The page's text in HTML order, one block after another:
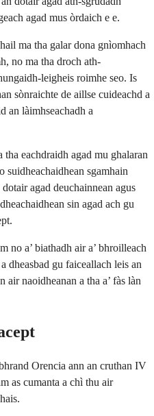
agad mus òrdaich e e.
ma tha galar dona gnìomhach
no ma tha droch ath-
leigheis roimhe seo. Is
sònraichte de aillse cuideachd a
an làimhseachadh a
eachdraidh agad mu ghalaran
suidheachaidhean sgamhain
agad deuchainnean agus
sin agad ach gu
no a’ biathadh air a’ bhroilleach
dheasbad gu faiceallach leis an
air naoidheanan a tha a’ fàs làn
Orencia ann an cruthan IV
as cumanta a chì thu air